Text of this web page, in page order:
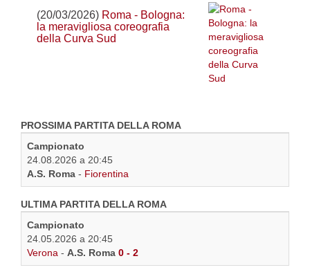
(20/03/2026) Roma - Bologna:
la meravigliosa coreografia
della Curva Sud
PROSSIMA PARTITA DELLA ROMA
Campionato
24.08.2026 a 20:45
A.S. Roma - Fiorentina
ULTIMA PARTITA DELLA ROMA
Campionato
24.05.2026 a 20:45
Verona - A.S. Roma 0 - 2